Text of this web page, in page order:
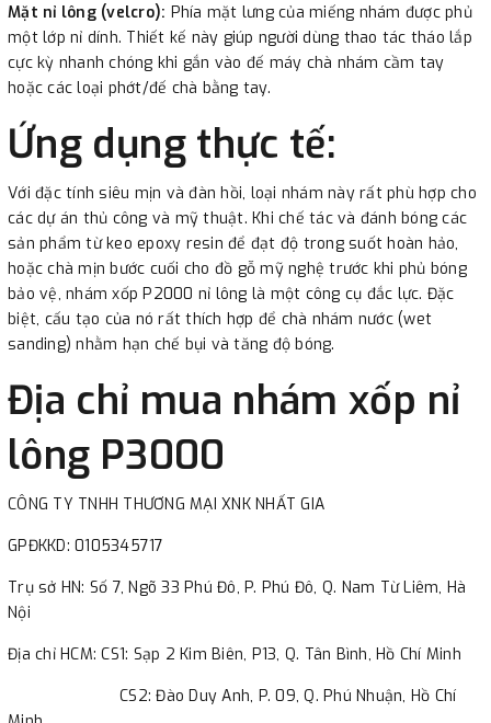
Mặt nỉ lông (velcro): Phía mặt lưng của miếng nhám được phủ
một lớp nỉ dính. Thiết kế này giúp người dùng thao tác tháo lắp
cực kỳ nhanh chóng khi gắn vào đế máy chà nhám cầm tay
hoặc các loại phớt/đế chà bằng tay.
Ứng dụng thực tế:
Với đặc tính siêu mịn và đàn hồi, loại nhám này rất phù hợp cho
các dự án thủ công và mỹ thuật. Khi chế tác và đánh bóng các
sản phẩm từ keo epoxy resin để đạt độ trong suốt hoàn hảo,
hoặc chà mịn bước cuối cho đồ gỗ mỹ nghệ trước khi phủ bóng
bảo vệ, nhám xốp P2000 nỉ lông là một công cụ đắc lực. Đặc
biệt, cấu tạo của nó rất thích hợp để chà nhám nước (wet
sanding) nhằm hạn chế bụi và tăng độ bóng.
Địa chỉ mua nhám xốp nỉ
lông P3000
CÔNG TY TNHH THƯƠNG MẠI XNK NHẤT GIA
GPĐKKD: 0105345717
Trụ sở HN: Số 7, Ngõ 33 Phú Đô, P. Phú Đô, Q. Nam Từ Liêm, Hà
Nội
Địa chỉ HCM: CS1: Sạp 2 Kim Biên, P13, Q. Tân Bình, Hồ Chí Minh
CS2: Đào Duy Anh, P. 09, Q. Phú Nhuận, Hồ Chí